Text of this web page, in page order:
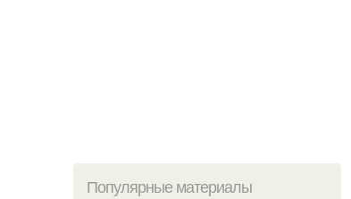
Популярные материалы